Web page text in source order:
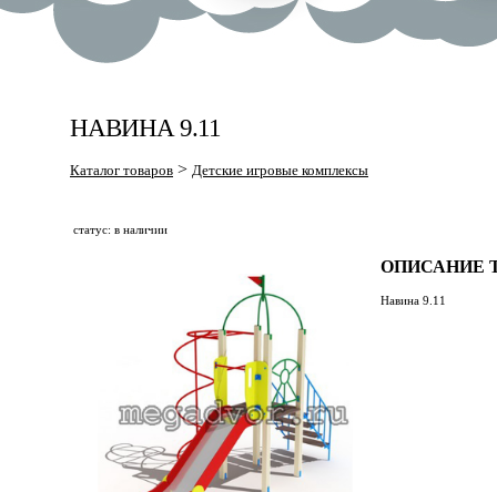
НАВИНА 9.11
Каталог товаров > Детские игровые комплексы
статус: в наличии
ОПИСАНИЕ
Навина 9.11